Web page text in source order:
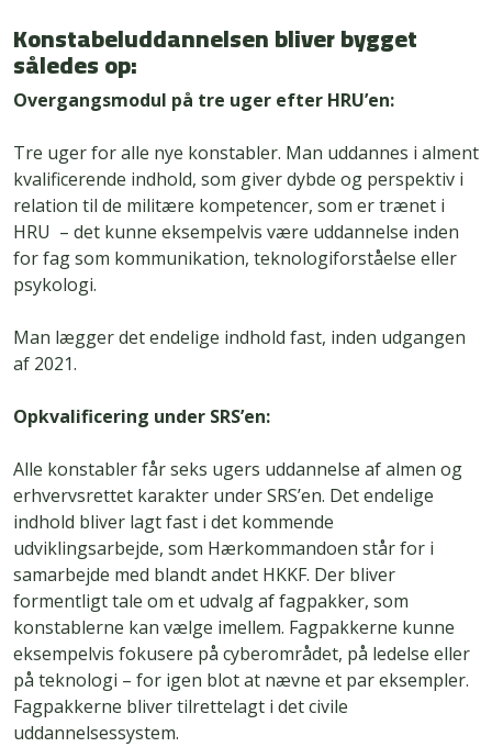
Konstabeluddannelsen bliver bygget
således op:
Overgangsmodul på tre uger efter HRU’en:
Tre uger for alle nye konstabler. Man uddannes i alment
kvalificerende indhold, som giver dybde og perspektiv i
relation til de militære kompetencer, som er trænet i
HRU – det kunne eksempelvis være uddannelse inden
for fag som kommunikation, teknologiforståelse eller
psykologi.
Man lægger det endelige indhold fast, inden udgangen
af 2021.
Opkvalificering under SRS’en:
Alle konstabler får seks ugers uddannelse af almen og
erhvervsrettet karakter under SRS’en. Det endelige
indhold bliver lagt fast i det kommende
udviklingsarbejde, som Hærkommandoen står for i
samarbejde med blandt andet HKKF. Der bliver
formentligt tale om et udvalg af fagpakker, som
konstablerne kan vælge imellem. Fagpakkerne kunne
eksempelvis fokusere på cyberområdet, på ledelse eller
på teknologi – for igen blot at nævne et par eksempler.
Fagpakkerne bliver tilrettelagt i det civile
uddannelsessystem.